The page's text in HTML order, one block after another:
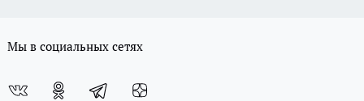
Мы в социальных сетях